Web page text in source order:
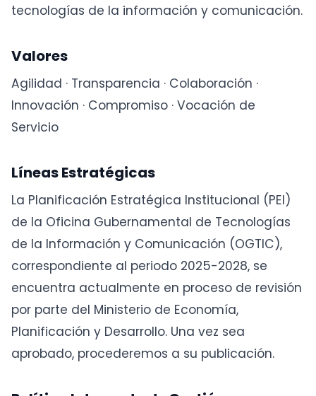
tecnologías de la información y comunicación.
Valores
Agilidad · Transparencia · Colaboración ·
Innovación · Compromiso · Vocación de
Servicio
Líneas Estratégicas
La Planificación Estratégica Institucional (PEI)
de la Oficina Gubernamental de Tecnologías
de la Información y Comunicación (OGTIC),
correspondiente al periodo 2025-2028, se
encuentra actualmente en proceso de revisión
por parte del Ministerio de Economía,
Planificación y Desarrollo. Una vez sea
aprobado, procederemos a su publicación.